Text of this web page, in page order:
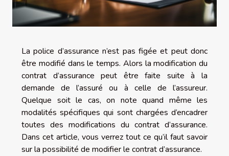
La police d’assurance n’est pas figée et peut donc
être modifié dans le temps. Alors la modification du
contrat d’assurance peut être faite suite à la
demande de l’assuré ou à celle de l’assureur.
Quelque soit le cas, on note quand même les
modalités spécifiques qui sont chargées d’encadrer
toutes des modifications du contrat d’assurance.
Dans cet article, vous verrez tout ce qu’il faut savoir
sur la possibilité de modifier le contrat d’assurance.